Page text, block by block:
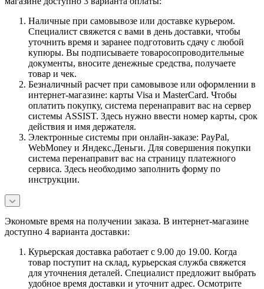
Наличные при самовывозе или доставке курьером.
Специалист свяжется с вами в день доставки, чтобы
уточнить время и заранее подготовить сдачу с любой
купюры. Вы подписываете товаросопроводительные
документы, вносите денежные средства, получаете
товар и чек.
Безналичный расчет при самовывозе или оформлении в
интернет-магазине: карты Visa и MasterCard. Чтобы
оплатить покупку, система перенаправит вас на сервер
системы ASSIST. Здесь нужно ввести номер карты, срок
действия и имя держателя.
Электронные системы при онлайн-заказе: PayPal,
WebMoney и Яндекс.Деньги. Для совершения покупки
система перенаправит вас на страницу платежного
сервиса. Здесь необходимо заполнить форму по
инструкции.
Экономьте время на получении заказа. В интернет-магазине
доступно 4 варианта доставки:
Курьерская доставка работает с 9.00 до 19.00. Когда
товар поступит на склад, курьерская служба свяжется
для уточнения деталей. Специалист предложит выбрать
удобное время доставки и уточнит адрес. Осмотрите